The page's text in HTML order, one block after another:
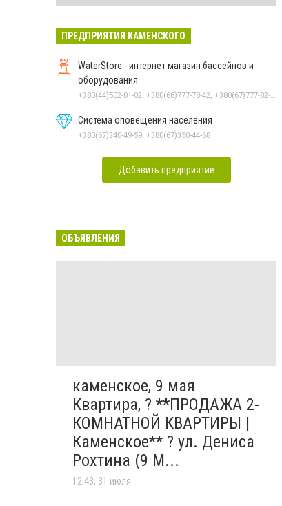
ПРЕДПРИЯТИЯ КАМЕНСКОГО
WaterStore - интернет магазин бассейнов и
оборудования
Система оповещения населения
+380(67)340-49-59, +380(67)350-44-68
Добавить предприятие
ОБЪЯВЛЕНИЯ
каменское, 9 мая
Квартира, ? **ПРОДАЖА 2-
КОМНАТНОЙ КВАРТИРЫ |
Каменское** ? ул. Дениса
Рохтина (9 М...
12:43, 31 июля